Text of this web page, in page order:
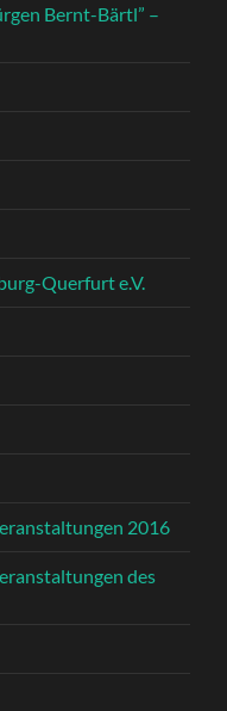
Bernt-Bärtl” –
Querfurt e.V.
2016
des